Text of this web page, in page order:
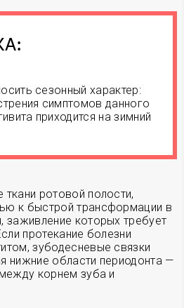
сезонный характер:
симптомов данного
приходится на зимний
ротовой полости,
к быстрой трансформации в
заживление которых требует
протекание болезни
зубодесневые связки
нижние области периодонта —
корнем зуба и